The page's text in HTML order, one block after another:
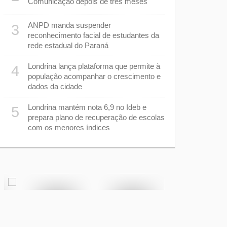
3
ANPD manda suspender
reconhecimento facial de estudantes da
rede estadual do Paraná
4
Londrina lança plataforma que permite à
população acompanhar o crescimento e
dados da cidade
5
Londrina mantém nota 6,9 no Ideb e
prepara plano de recuperação de escolas
com os menores índices